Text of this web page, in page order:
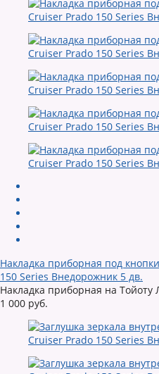
Накладка приборная под
150 Series Внедорожник 5 дв.
Накладка приборная на Тойоту
1 000 руб.